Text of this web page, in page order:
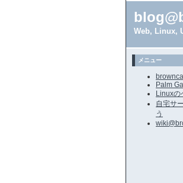
Web, Linux,
メニュー
Palm
Linuxの
自宅サ
う